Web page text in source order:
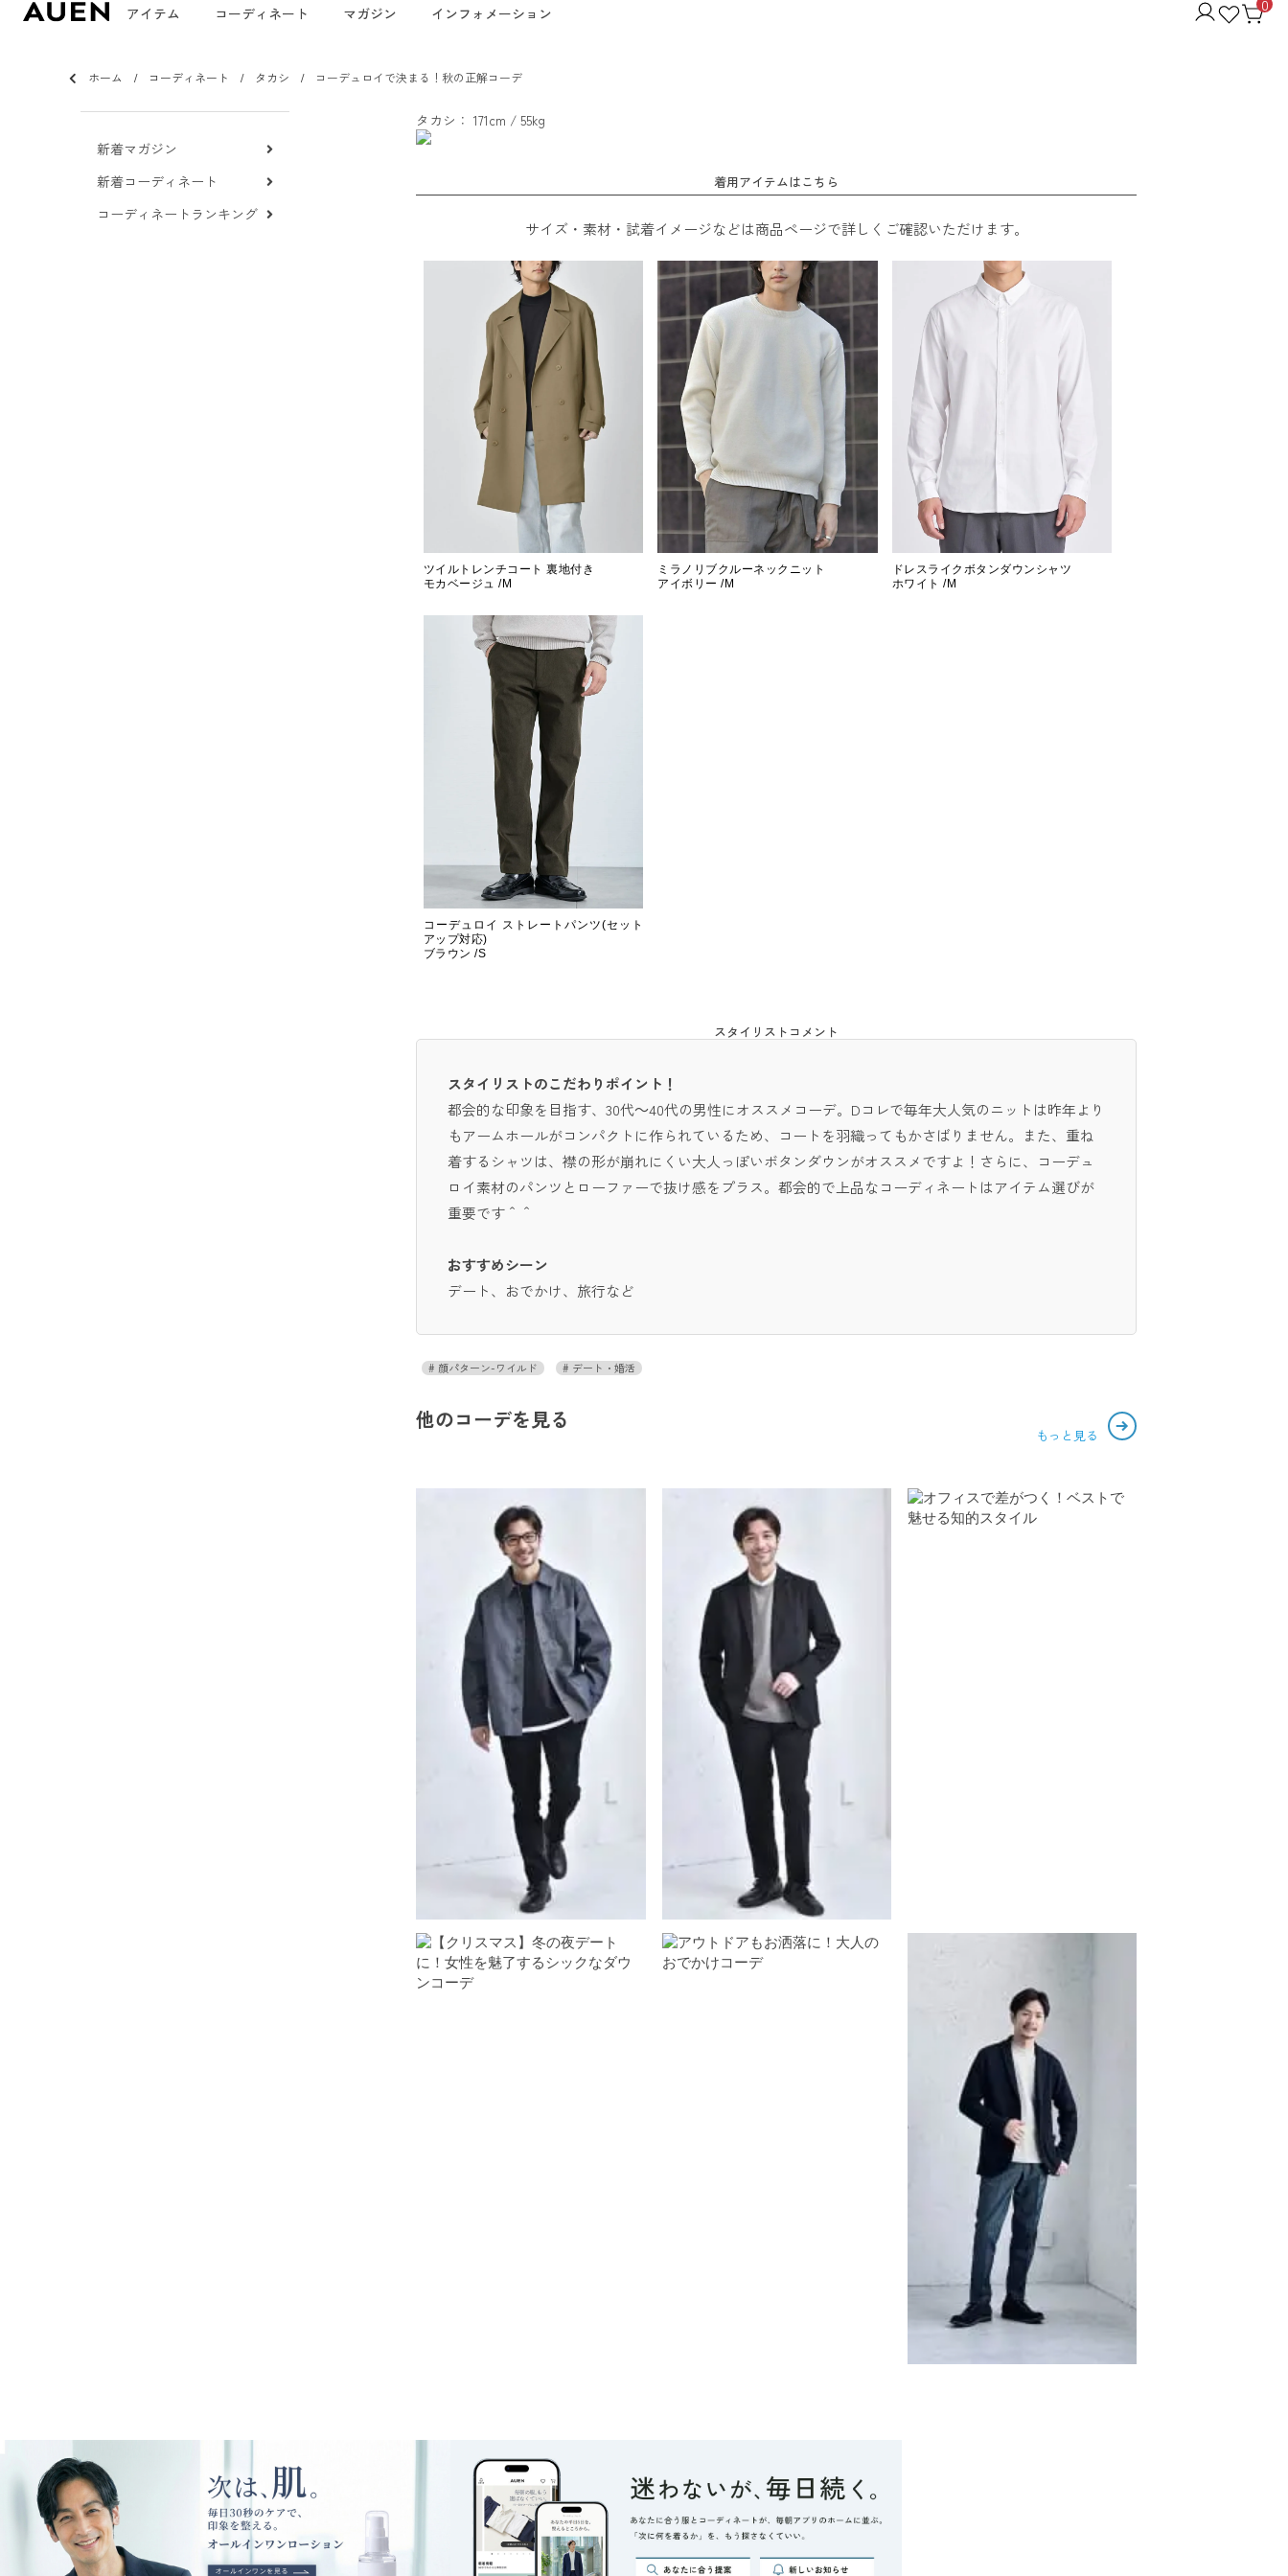
アイテム コーディネート マガジン インフォメーション 0
ホーム コーディネート タカシ コーデュロイで決まる！秋の正解コーデ
新着マガジン
新着コーディネート
コーディネートランキング
タカシ： 171cm / 55kg
着用アイテムはこちら
サイズ・素材・試着イメージなどは商品ページで詳しくご確認いただけます。
ツイルトレンチコート 裏地付き
モカベージュ /M
ミラノリブクルーネックニット
アイボリー /M
ドレスライクボタンダウンシャツ
ホワイト /M
コーデュロイ ストレートパンツ(セット
アップ対応)
ブラウン /S
スタイリストコメント
スタイリストのこだわりポイント！
都会的な印象を目指す、30代～40代の男性にオススメコーデ。Dコレで毎年大人気のニットは昨年より
もアームホールがコンパクトに作られているため、コートを羽織ってもかさばりません。また、重ね
着するシャツは、襟の形が崩れにくい大人っぽいボタンダウンがオススメですよ！さらに、コーデュ
ロイ素材のパンツとローファーで抜け感をプラス。都会的で上品なコーディネートはアイテム選びが
重要です＾＾
おすすめシーン
デート、おでかけ、旅行など
顔パターン-ワイルド デート・婚活
他のコーデを見る
もっと見る